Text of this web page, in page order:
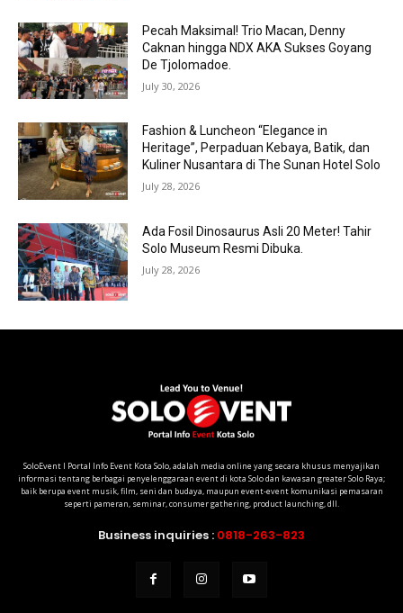
Pecah Maksimal! Trio Macan, Denny
Caknan hingga NDX AKA Sukses Goyang
De Tjolomadoe.
July 30, 2026
Fashion & Luncheon “Elegance in
Heritage”, Perpaduan Kebaya, Batik, dan
Kuliner Nusantara di The Sunan Hotel Solo
July 28, 2026
Ada Fosil Dinosaurus Asli 20 Meter! Tahir
Solo Museum Resmi Dibuka.
July 28, 2026
SoloEvent I Portal Info Event Kota Solo, adalah media online yang secara khusus menyajikan
informasi tentang berbagai penyelenggaraan event di kota Solo dan kawasan greater Solo Raya;
baik berupa event musik, film, seni dan budaya, maupun event-event komunikasi pemasaran
seperti pameran, seminar, consumer gathering, product launching, dll.
Business inquiries : 0818-263-823